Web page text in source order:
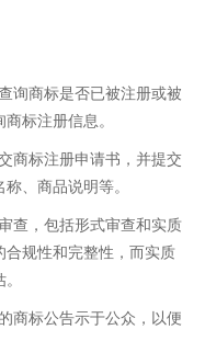
询商标是否已被注册或被
标注册信息。
商标注册申请书，并提交
、商品说明等。
查，包括形式审查和实质
规性和完整性，而实质
商标公告示于公众，以便